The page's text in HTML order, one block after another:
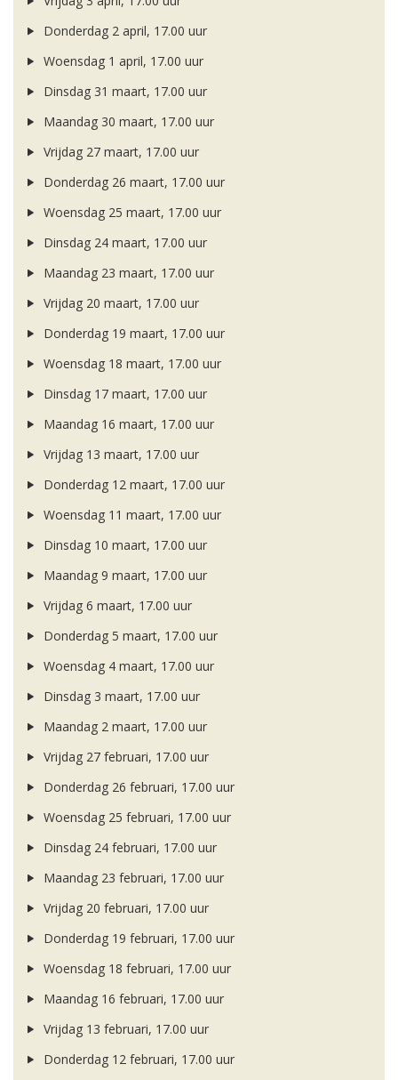
Donderdag 2 april, 17.00 uur
Woensdag 1 april, 17.00 uur
Dinsdag 31 maart, 17.00 uur
Maandag 30 maart, 17.00 uur
Vrijdag 27 maart, 17.00 uur
Donderdag 26 maart, 17.00 uur
Woensdag 25 maart, 17.00 uur
Dinsdag 24 maart, 17.00 uur
Maandag 23 maart, 17.00 uur
Vrijdag 20 maart, 17.00 uur
Donderdag 19 maart, 17.00 uur
Woensdag 18 maart, 17.00 uur
Dinsdag 17 maart, 17.00 uur
Maandag 16 maart, 17.00 uur
Vrijdag 13 maart, 17.00 uur
Donderdag 12 maart, 17.00 uur
Woensdag 11 maart, 17.00 uur
Dinsdag 10 maart, 17.00 uur
Maandag 9 maart, 17.00 uur
Vrijdag 6 maart, 17.00 uur
Donderdag 5 maart, 17.00 uur
Woensdag 4 maart, 17.00 uur
Dinsdag 3 maart, 17.00 uur
Maandag 2 maart, 17.00 uur
Vrijdag 27 februari, 17.00 uur
Donderdag 26 februari, 17.00 uur
Woensdag 25 februari, 17.00 uur
Dinsdag 24 februari, 17.00 uur
Maandag 23 februari, 17.00 uur
Vrijdag 20 februari, 17.00 uur
Donderdag 19 februari, 17.00 uur
Woensdag 18 februari, 17.00 uur
Maandag 16 februari, 17.00 uur
Vrijdag 13 februari, 17.00 uur
Donderdag 12 februari, 17.00 uur